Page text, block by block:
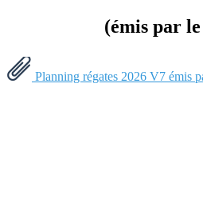
(émis par
Planning régates 2026 V7 émis